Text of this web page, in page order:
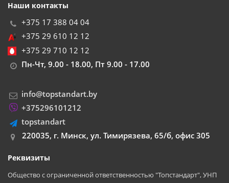
Наши контакты
+375 17 388 04 04
+375 29 610 12 12
+375 29 710 12 12
Пн-Чт, 9.00 - 18.00, Пт 9.00 - 17.00
info@topstandart.by
+375296101212
topstandart
220035, г. Минск, ул. Тимирязева, 65/б, офис 305
Реквизиты
Общество с ограниченной ответственностью "Топстандарт", УНП